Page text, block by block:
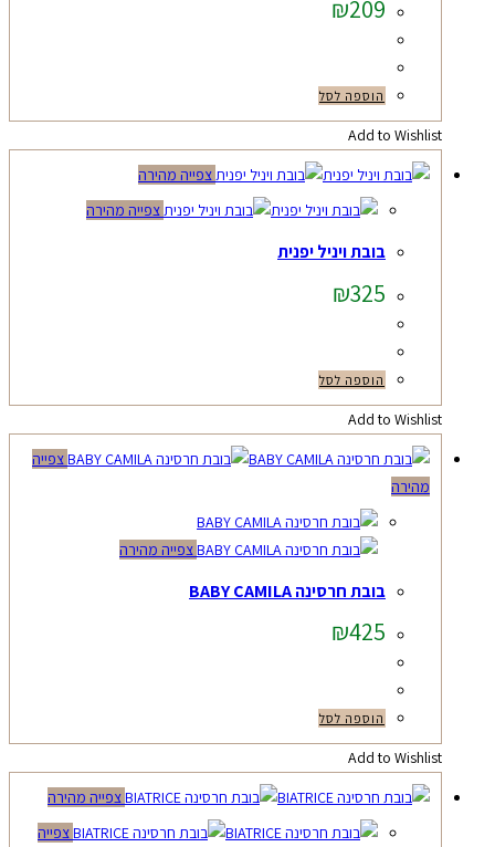
₪209
הוספה לסל
Add to Wishlist
צפייה מהירה
צפייה מהירה
בובת ויניל יפנית
₪325
הוספה לסל
Add to Wishlist
צפייה
מהירה
צפייה מהירה
בובת חרסינה BABY CAMILA
₪425
הוספה לסל
Add to Wishlist
צפייה מהירה
צפייה